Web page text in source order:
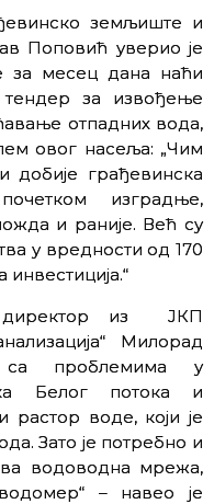
земљиште и
Поповић уверио је
за месец дана наћи
тендер за извођење
отпадних вода,
овог насеља: „Чим
добије грађевинска
изградње,
и раније. Већ су
у вредности од 170
директор из ЈКП
Милорад
са проблемима у
Белог потока и
воде, који је
Зато је потребно и
водоводна мрежа,
– навео је